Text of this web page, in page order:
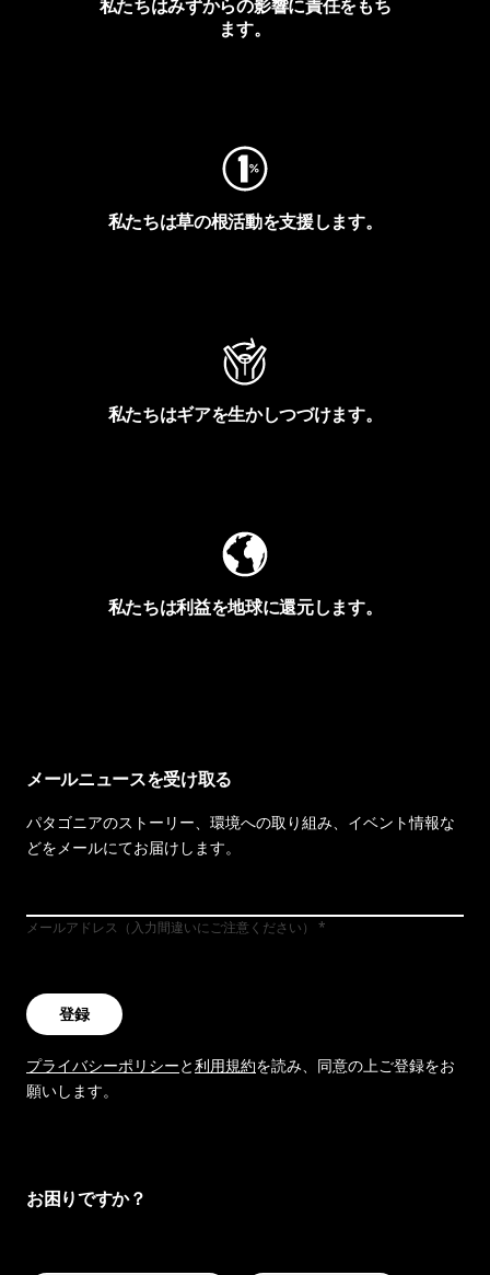
私たちはみずからの影響に責任をもち
ます。
私たちは草の根活動を支援します。
私たちはギアを生かしつづけます。
私たちは利益を地球に還元します。
メールニュースを受け取る
パタゴニアのストーリー、環境への取り組み、イベント情報な
どをメールにてお届けします。
メールアドレス（入力間違いにご注意ください）
登録
プライバシーポリシーと利用規約を読み、同意の上ご登録をお
願いします。
お困りですか？